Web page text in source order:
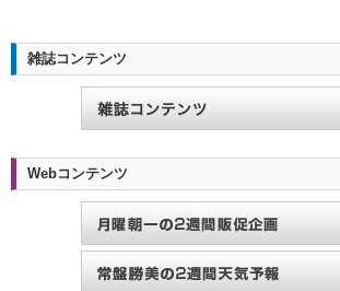
雑誌コンテンツ
Webコンテンツ